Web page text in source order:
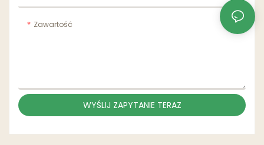
Zawartość
WYŚLIJ ZAPYTANIE TERAZ